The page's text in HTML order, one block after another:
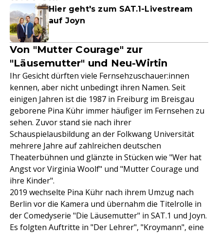
Hier geht's zum SAT.1-Livestream
auf Joyn
Von "Mutter Courage" zur
"Läusemutter" und Neu-Wirtin
Ihr Gesicht dürften viele Fernsehzuschauer:innen
kennen, aber nicht unbedingt ihren Namen. Seit
einigen Jahren ist die 1987 in Freiburg im Breisgau
geborene Pina Kühr immer häufiger im Fernsehen zu
sehen. Zuvor stand sie nach ihrer
Schauspielausbildung an der Folkwang Universität
mehrere Jahre auf zahlreichen deutschen
Theaterbühnen und glänzte in Stücken wie "Wer hat
Angst vor Virginia Woolf" und "Mutter Courage und
ihre Kinder".
2019 wechselte Pina Kühr nach ihrem Umzug nach
Berlin vor die Kamera und übernahm die Titelrolle in
der Comedyserie "Die Läusemutter" in SAT.1 und Joyn.
Es folgten Auftritte in "Der Lehrer", "Kroymann", eine